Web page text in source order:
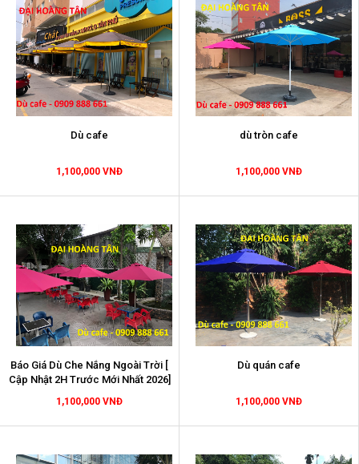
Dù cafe
1,100,000 VNĐ
dù tròn cafe
1,100,000 VNĐ
Báo Giá Dù Che Nắng Ngoài Trời [
Cập Nhật 2H Trước Mới Nhất 2026]
1,100,000 VNĐ
Dù quán cafe
1,100,000 VNĐ